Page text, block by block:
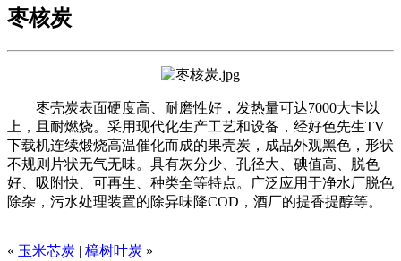
枣核炭
枣壳炭表面硬度高、耐磨性好，发热量可达7000大卡以
上，且耐燃烧。采用现代化生产工艺和设备，经好色先生TV
下载机连续煅烧高温催化而成的果壳炭，成品外观黑色，形状
不规则片状无气无味。具有灰分少、孔径大、碘值高、脱色
好、吸附快、可再生、种类全等特点。广泛应用于净水厂脱色
除杂，污水处理装置的除异味降COD，酒厂的提香提醇等。
« 玉米芯炭 | 樟树叶炭 »